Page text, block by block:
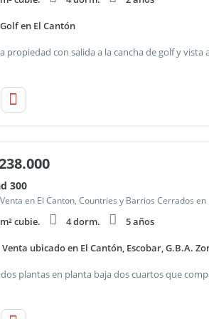
en El Cantón
300
en El Canton, Countries y Barrios Cerrados en
cubie. 4 dorm. 5 años
Venta ubicado en El Cantón, Escobar, G.B.A.